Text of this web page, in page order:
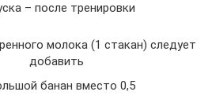
– после тренировки
молока (1 стакан) следует
добавить
банан вместо 0,5